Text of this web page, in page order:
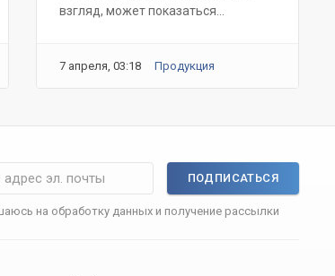
взгляд, может показаться...
7 апреля, 03:18 Продукция
ПОДПИСАТЬСЯ
на обработку данных и получение рассылки